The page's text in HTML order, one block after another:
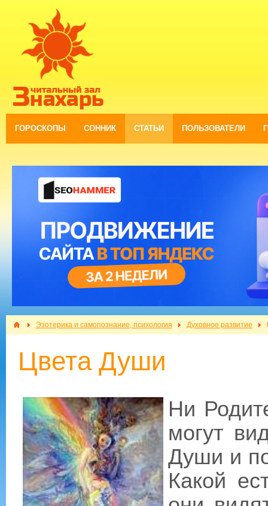
ГОРОСКОПЫ СОННИК СТАТЬИ ПОЛЬЗОВАТЕЛИ
Эзотерика и самопознание, психология Духовное развитие
Цвета Души
Ни
могут
Души и
Какой